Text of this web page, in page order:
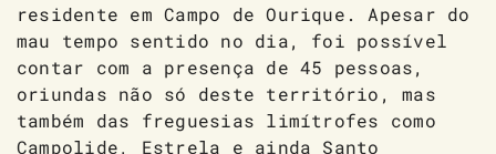
residente em Campo de Ourique. Apesar do
mau tempo sentido no dia, foi possível
contar com a presença de 45 pessoas,
oriundas não só deste território, mas
também das freguesias limítrofes como
Campolide, Estrela e ainda Santo